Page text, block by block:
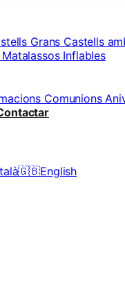
Grans Castells
Matalassos Inflables
Comunions
🇬🇧English